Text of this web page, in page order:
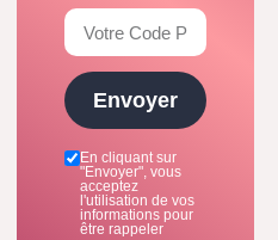
En cliquant sur
"Envoyer", vous
acceptez
l'utilisation de vos
informations pour
être rappeler
Envoyer